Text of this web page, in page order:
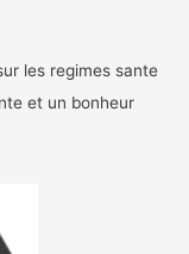
les regimes sante
et un bonheur